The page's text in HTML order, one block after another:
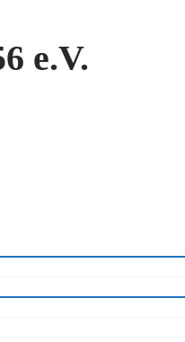
e.V.